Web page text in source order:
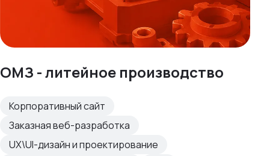
ОМЗ - литейное производство
Корпоративный сайт
Заказная веб-разработка
UX\UI-дизайн и проектирование